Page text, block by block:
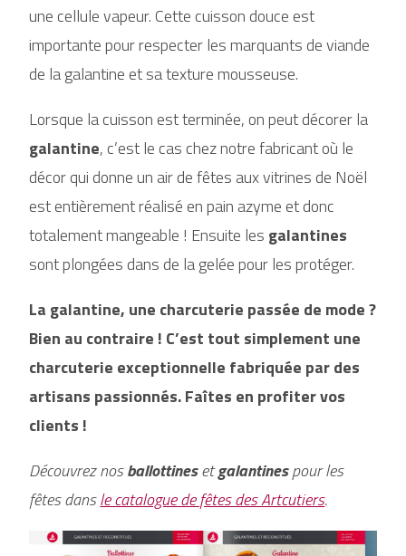
une cellule vapeur. Cette cuisson douce est
importante pour respecter les marquants de viande
de la galantine et sa texture mousseuse.
Lorsque la cuisson est terminée, on peut décorer la
galantine, c’est le cas chez notre fabricant où le
décor qui donne un air de fêtes aux vitrines de Noël
est entièrement réalisé en pain azyme et donc
totalement mangeable ! Ensuite les galantines
sont plongées dans de la gelée pour les protéger.
La galantine, une charcuterie passée de mode ?
Bien au contraire ! C’est tout simplement une
charcuterie exceptionnelle fabriquée par des
artisans passionnés. Faîtes en profiter vos
clients !
Découvrez nosballottinesetgalantinespour les
fêtes dansle catalogue de fêtes des Artcutiers.